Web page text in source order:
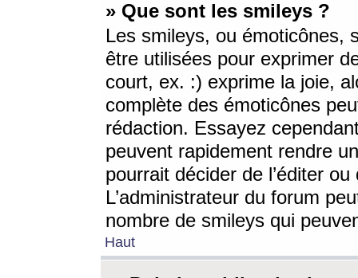
» Que sont les smileys ?
Les smileys, ou émoticônes,
être utilisées pour exprimer
court, ex. :) exprime la joie,
complète des émoticônes
rédaction. Essayez
peuvent rapidement rendre
pourrait décider de l’éditer
L’administrateur du forum
nombre de smileys qui
Haut